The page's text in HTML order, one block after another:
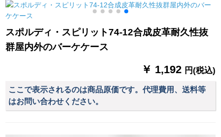
ックス
ックス
室内室外のセメット
737は手触りが良いで
す。
スポルディ・スピリット74-12合成皮革耐久性抜
群屋内外のバーケケース
￥ 1,192 円(税込)
ここで表示されるのは商品原価です。代理費用、送料等
はお問い合わせください。